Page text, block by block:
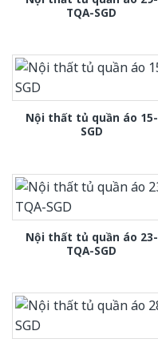
TQA-SGD
Nội thất tủ quần áo 15-
SGD
Nội thất tủ quần áo 23-
TQA-SGD